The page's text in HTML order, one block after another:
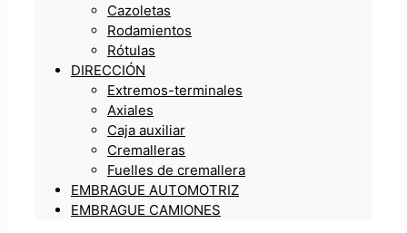
Cazoletas
Rodamientos
Rótulas
DIRECCIÓN
Extremos-terminales
Axiales
Caja auxiliar
Cremalleras
Fuelles de cremallera
EMBRAGUE AUTOMOTRIZ
EMBRAGUE CAMIONES